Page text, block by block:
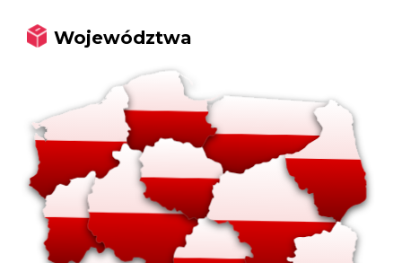
Województwa